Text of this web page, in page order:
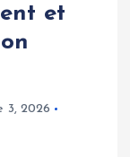
et
3, 2026